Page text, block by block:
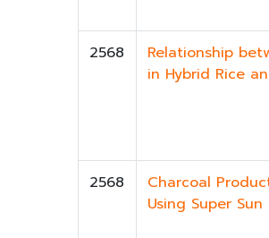
2568
Relationship
in Hybrid Rice
2568
Charcoal
Using Super